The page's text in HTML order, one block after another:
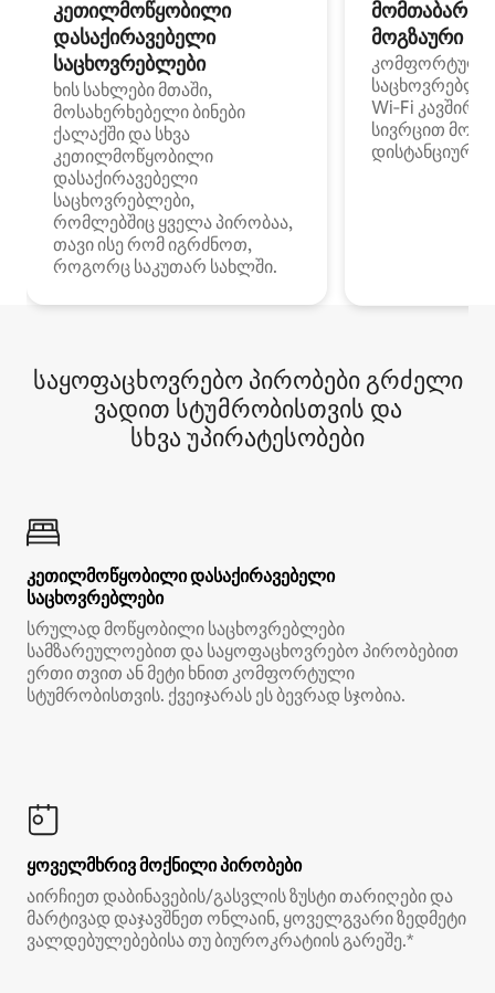
კეთილმოწყობილი
დასაქირავებელი
საცხოვრებლები
ხის სახლები მთაში,
მოსახერხებელი ბინები
ქალაქში და სხვა
კეთილმოწყობილი
დასაქირავებელი
საცხოვრებლები,
რომლებშიც ყველა პირობაა,
თავი ისე რომ იგრძნოთ,
როგორც საკუთარ სახლში.
მოგზაური
კომფორტული
Wi‑Fi
სივრცით
დისტანციური
საყოფაცხოვრებო პირობები გრძელი
ვადით სტუმრობისთვის და
სხვა უპირატესობები
კეთილმოწყობილი დასაქირავებელი
საცხოვრებლები
სრულად მოწყობილი საცხოვრებლები
სამზარეულოებით და საყოფაცხოვრებო პირობებით
ერთი თვით ან მეტი ხნით კომფორტული
სტუმრობისთვის. ქვეიჯარას ეს ბევრად სჯობია.
ყოველმხრივ მოქნილი პირობები
აირჩიეთ დაბინავების/გასვლის ზუსტი თარიღები და
მარტივად დაჯავშნეთ ონლაინ, ყოველგვარი ზედმეტი
ვალდებულებებისა თუ ბიუროკრატიის გარეშე.*